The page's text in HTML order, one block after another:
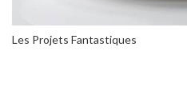
Les Projets Fantastiques